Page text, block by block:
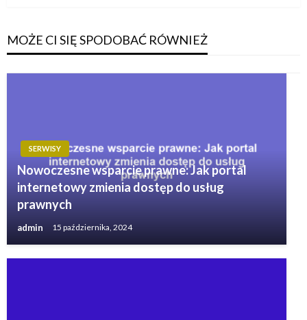
MOŻE CI SIĘ SPODOBAĆ RÓWNIEŻ
SERWISY
Nowoczesne wsparcie prawne: Jak portal
internetowy zmienia dostęp do usług
prawnych
admin 15 października, 2024